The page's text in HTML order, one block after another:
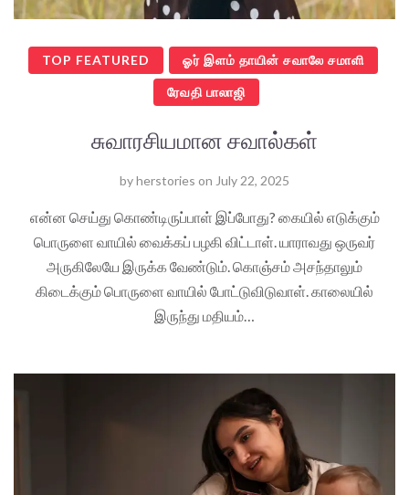
TOP FEATURED ஓர் இளம் தாயின் சவாலே சமாளி
ரேவதி பாலாஜி
சுவாரசியமான சவால்கள்
byherstories on July 22, 2025
என்ன செய்து கொண்டிருப்பாள் இப்போது? கையில் எடுக்கும்
பொருளை வாயில் வைக்கப் பழகி விட்டாள். யாராவது ஒருவர்
அருகிலேயே இருக்க வேண்டும். கொஞ்சம் அசந்தாலும்
கிடைக்கும் பொருளை வாயில் போட்டுவிடுவாள். காலையில்
இருந்து மதியம்…